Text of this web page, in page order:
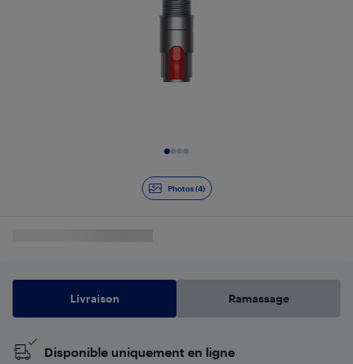
Photos (4)
Livraison Ramassage
Disponible uniquement en ligne